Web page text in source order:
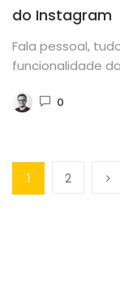
do Instagram
Fala pessoal,
funcionalidade
0
1 2